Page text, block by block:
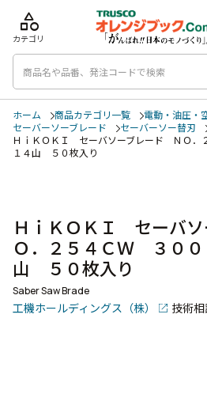
category
カテゴリ
ホーム 商品カテゴリ一覧 電動・油圧・
セーバーソーブレード
セーバーソー替刃
ＨｉＫＯＫＩ セーバソーブレード ＮＯ
１４山 ５０枚入り
ＨｉＫＯＫＩ セーバ
Ｏ．２５４ＣＷ ３０
山 ５０枚入り
Saber Saw Brade
工機ホールディングス（株） 技術